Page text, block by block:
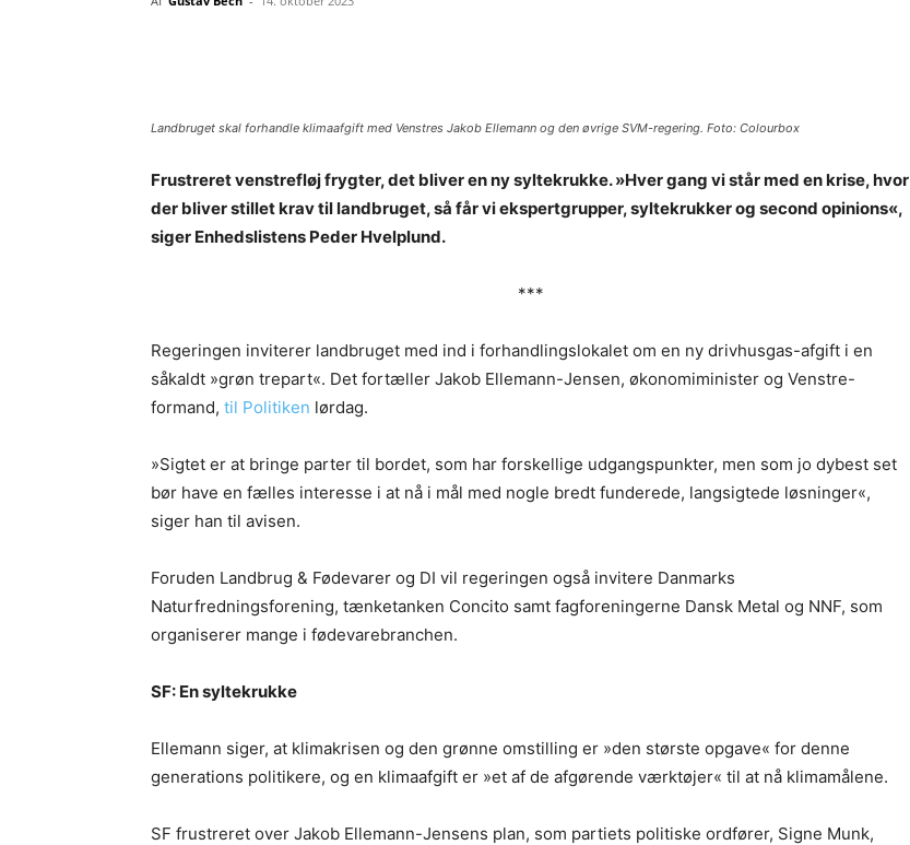
Landbruget skal forhandle klimaafgift med Venstres Jakob Ellemann og den øvrige SVM-regering. Foto: Colourbox
Frustreret venstrefløj frygter, det bliver en ny syltekrukke. »Hver gang vi står med en krise, hvor
der bliver stillet krav til landbruget, så får vi ekspertgrupper, syltekrukker og second opinions«,
siger Enhedslistens Peder Hvelplund.
***
Regeringen inviterer landbruget med ind i forhandlingslokalet om en ny drivhusgas-afgift i en
såkaldt »grøn trepart«. Det fortæller Jakob Ellemann-Jensen, økonomiminister og Venstre-
formand, til Politiken lørdag.
»Sigtet er at bringe parter til bordet, som har forskellige udgangspunkter, men som jo dybest set
bør have en fælles interesse i at nå i mål med nogle bredt funderede, langsigtede løsninger«,
siger han til avisen.
Foruden Landbrug & Fødevarer og DI vil regeringen også invitere Danmarks
Naturfredningsforening, tænketanken Concito samt fagforeningerne Dansk Metal og NNF, som
organiserer mange i fødevarebranchen.
SF: En syltekrukke
Ellemann siger, at klimakrisen og den grønne omstilling er »den største opgave« for denne
generations politikere, og en klimaafgift er »et af de afgørende værktøjer« til at nå klimamålene.
SF frustreret over Jakob Ellemann-Jensens plan, som partiets politiske ordfører, Signe Munk,